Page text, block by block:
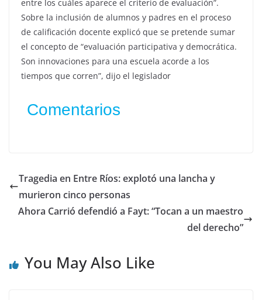
entre los cuáles aparece el criterio de evaluación”.
Sobre la inclusión de alumnos y padres en el proceso
de calificación docente explicó que se pretende sumar
el concepto de “evaluación participativa y democrática.
Son innovaciones para una escuela acorde a los
tiempos que corren”, dijo el legislador
Comentarios
Tragedia en Entre Ríos: explotó una lancha y
murieron cinco personas
Ahora Carrió defendió a Fayt: “Tocan a un maestro
del derecho”
You May Also Like